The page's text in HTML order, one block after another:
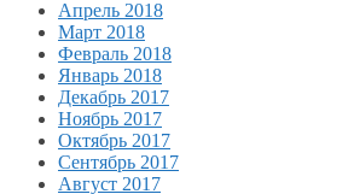
Апрель 2018
Март 2018
Февраль 2018
Январь 2018
Декабрь 2017
Ноябрь 2017
Октябрь 2017
Сентябрь 2017
Август 2017